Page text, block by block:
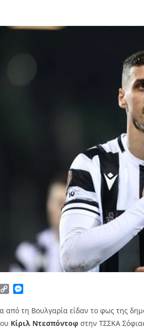
Copy
από τη Βουλγαρία είδαν το φως της
Κίριλ Ντεσπόντοφ στην ΤΣΣΚΑ